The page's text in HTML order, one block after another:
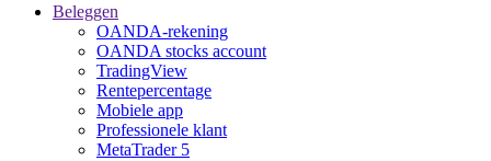
Beleggen
OANDA-rekening
OANDA stocks account
TradingView
Rentepercentage
Mobiele app
Professionele klant
MetaTrader 5